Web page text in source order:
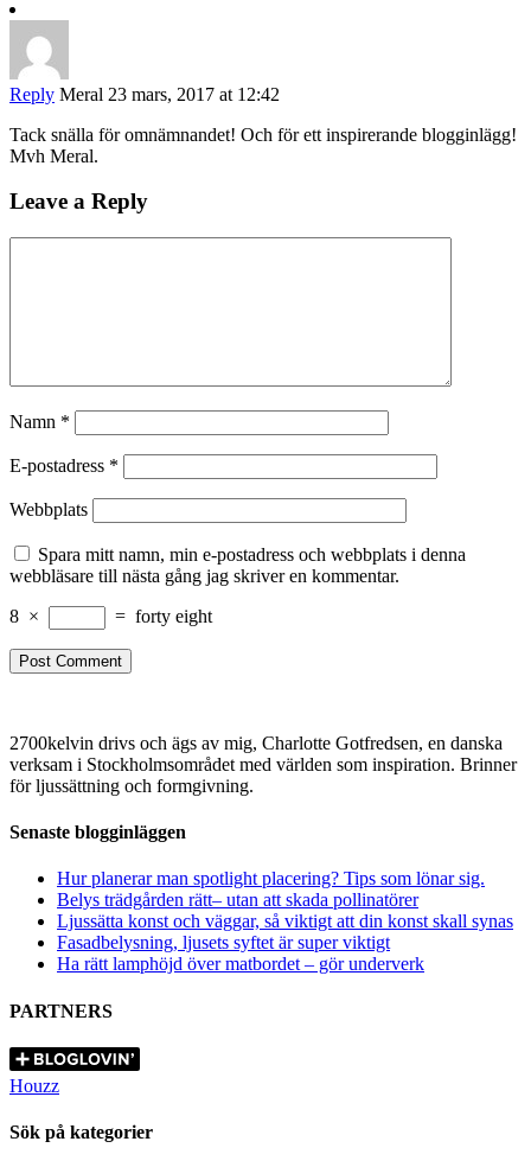
Reply Meral 23 mars, 2017 at 12:42
Tack snälla för omnämnandet! Och för ett inspirerande blogginlägg!
Mvh Meral.
Leave a Reply
Namn *
E-postadress *
Webbplats
Spara mitt namn, min e-postadress och webbplats i denna
webbläsare till nästa gång jag skriver en kommentar.
8 × = forty eight
2700kelvin drivs och ägs av mig, Charlotte Gotfredsen, en danska
verksam i Stockholmsområdet med världen som inspiration. Brinner
för ljussättning och formgivning.
Senaste blogginläggen
Hur planerar man spotlight placering? Tips som lönar sig.
Belys trädgården rätt– utan att skada pollinatörer
Ljussätta konst och väggar, så viktigt att din konst skall synas
Fasadbelysning, ljusets syftet är super viktigt
Ha rätt lamphöjd över matbordet – gör underverk
PARTNERS
Houzz
Sök på kategorier